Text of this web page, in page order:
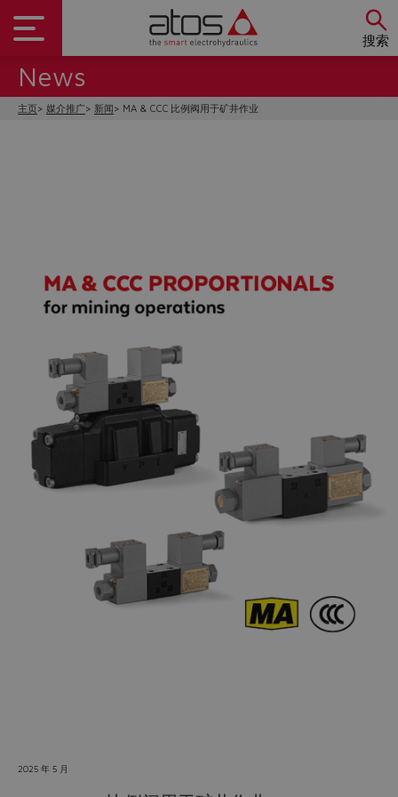
搜索
Do you want to leave the
configurator?
The running selection will be
News
主页 媒介推广 新闻 MA & CCC 比例阀用于矿井作业
2025 年 5 月